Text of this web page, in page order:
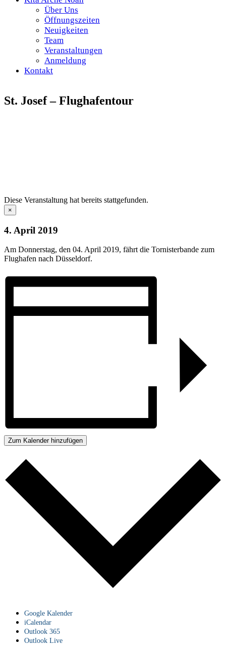
Über Uns
Öffnungszeiten
Neuigkeiten
Team
Veranstaltungen
Anmeldung
Kontakt
St. Josef – Flughafentour
Diese Veranstaltung hat bereits stattgefunden.
×
4. April 2019
Am Donnerstag, den 04. April 2019, fährt die Tornisterbande zum
Flughafen nach Düsseldorf.
Zum Kalender hinzufügen
Google Kalender
iCalendar
Outlook 365
Outlook Live